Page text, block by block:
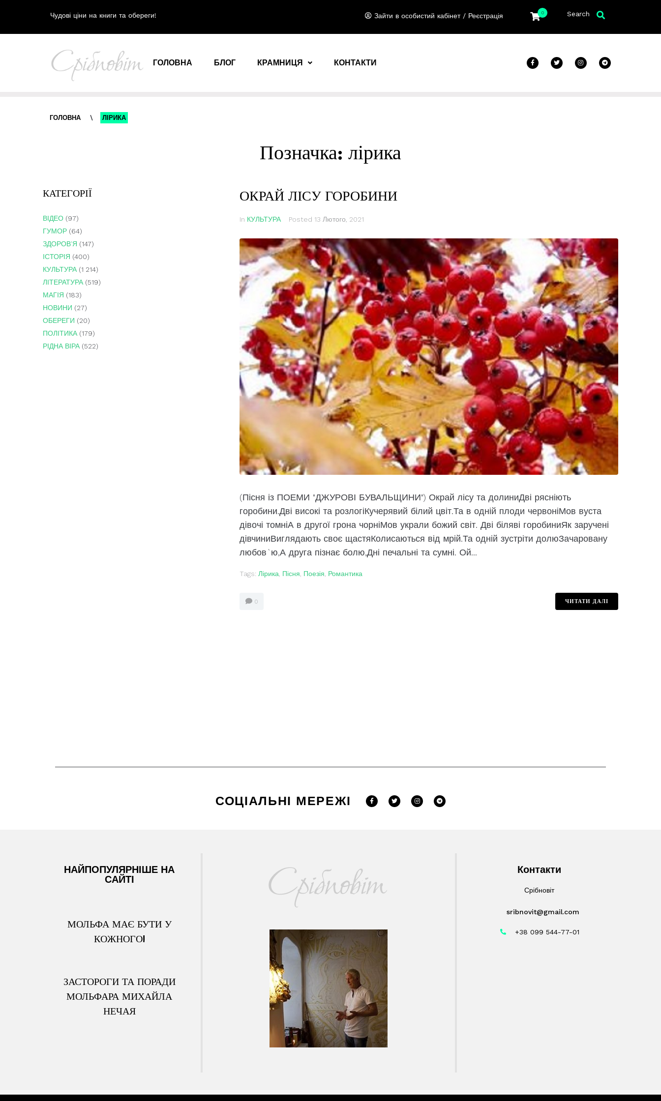
Чудові ціни на книги та обереги! Зайти в особистий кабінет / Реєстрація 0 Search
ГОЛОВНА БЛОГ КРАМНИЦЯ КОНТАКТИ
ГОЛОВНА \ ЛІРИКА
Позначка: лірика
ОКРАЙ ЛІСУ ГОРОБИНИ
In КУЛЬТУРА Posted 13 Лютого, 2021
(Пісня із ПОЕМИ "ДЖУРОВІ БУВАЛЬЩИНИ") Окрай лісу та долиниДві рясніють
горобини.Дві високі та розлогіКучерявий білий цвіт.Та в одній плоди червоніМов вуста
дівочі томніА в другої грона чорніМов украли божий світ. Дві біляві горобиниЯк заручені
дівчиниВиглядають своє щастяКолисаються від мрій.Та одній зустріти долюЗачаровану
любов`ю,А друга пізнає болю,Дні печальні та сумні. Ой...
Tags: Лірика Пісня Поезія Романтика
0 ЧИТАТИ ДАЛІ
КАТЕГОРІЇ
ВІДЕО (97)
ГУМОР (64)
ЗДОРОВ'Я (147)
ІСТОРІЯ (400)
КУЛЬТУРА (1 214)
ЛІТЕРАТУРА (519)
МАГІЯ (183)
НОВИНИ (27)
ОБЕРЕГИ (20)
ПОЛІТИКА (179)
РІДНА ВІРА (522)
СОЦІАЛЬНІ МЕРЕЖІ
НАЙПОПУЛЯРНІШЕ НА
САЙТІ
МОЛЬФА МАЄ БУТИ У
КОЖНОГО!
ЗАСТОРОГИ ТА ПОРАДИ
МОЛЬФАРА МИХАЙЛА
НЕЧАЯ
Контакти
Срібновіт
sribnovit@gmail.com
+38 099 544-77-01